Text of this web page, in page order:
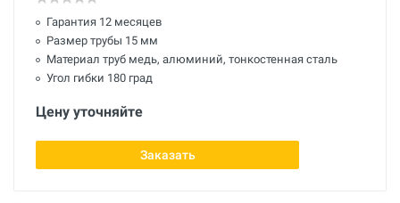
Гарантия 12 месяцев
Размер трубы 15 мм
Материал труб медь, алюминий, тонкостенная сталь
Угол гибки 180 град
Цену уточняйте
Заказать